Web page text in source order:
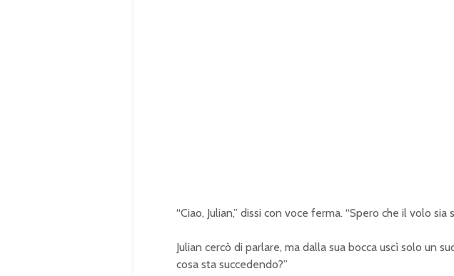
“Ciao, Julian,” dissi con voce ferma. “Spero che il volo sia
Julian cercò di parlare, ma dalla sua bocca uscì solo un
cosa sta succedendo?”